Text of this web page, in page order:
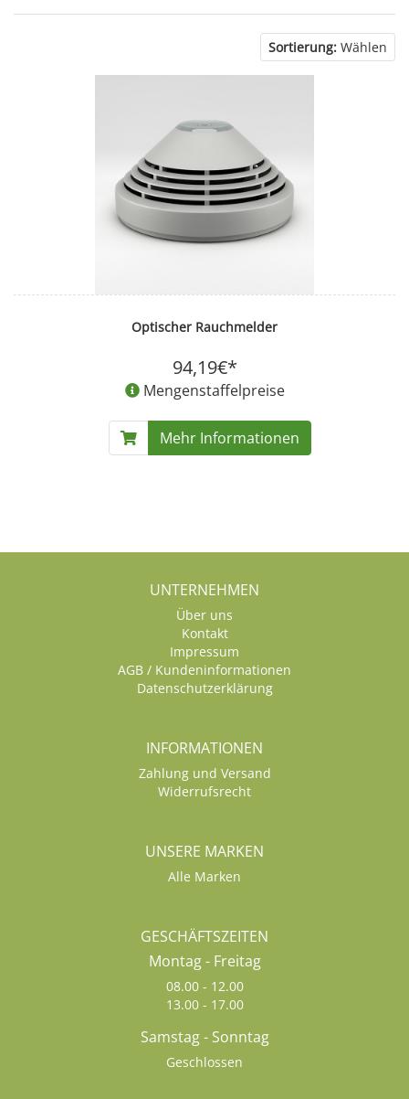
Sortierung: Wählen
Optischer Rauchmelder
94,19€*
Mengenstaffelpreise
Mehr Informationen
UNTERNEHMEN
Über uns
Kontakt
Impressum
AGB / Kundeninformationen
Datenschutzerklärung
INFORMATIONEN
Zahlung und Versand
Widerrufsrecht
UNSERE MARKEN
Alle Marken
GESCHÄFTSZEITEN
Montag - Freitag
08.00 - 12.00
13.00 - 17.00
Samstag - Sonntag
Geschlossen